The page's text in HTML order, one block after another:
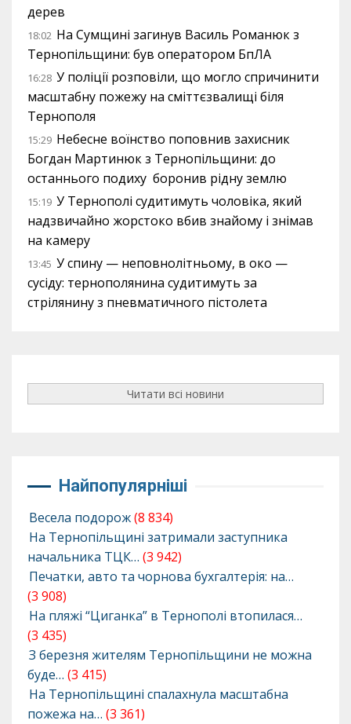
дерев
18:02 На Сумщині загинув Василь Романюк з
Тернопільщини: був оператором БпЛА
16:28 У поліції розповіли, що могло спричинити
масштабну пожежу на сміттєзвалищі біля
Тернополя
15:29 Небесне воїнство поповнив захисник
Богдан Мартинюк з Тернопільщини: до
останнього подиху боронив рідну землю
15:19 У Тернополі судитимуть чоловіка, який
надзвичайно жорстоко вбив знайому і знімав
на камеру
13:45 У спину — неповнолітньому, в око —
сусіду: тернополянина судитимуть за
стрілянину з пневматичного пістолета
Читати всі новини
Найпопулярніші
Весела подорож(8 834)
На Тернопільщині затримали заступника
начальника ТЦК… (3 942)
Печатки, авто та чорнова бухгалтерія: на…
(3 908)
На пляжі “Циганка” в Тернополі втопилася…
(3 435)
З березня жителям Тернопільщини не можна
буде… (3 415)
На Тернопільщині спалахнула масштабна
пожежа на… (3 361)